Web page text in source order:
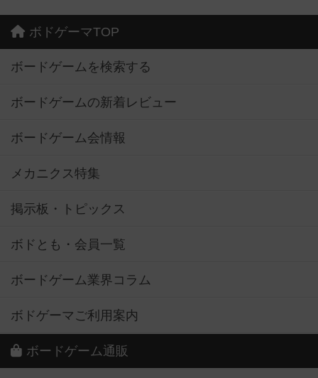
ボドゲーマTOP
ボードゲームを検索する
ボードゲームの新着レビュー
ボードゲーム会情報
メカニクス特集
掲示板・トピックス
ボドとも・会員一覧
ボードゲーム業界コラム
ボドゲーマご利用案内
ボードゲーム通販